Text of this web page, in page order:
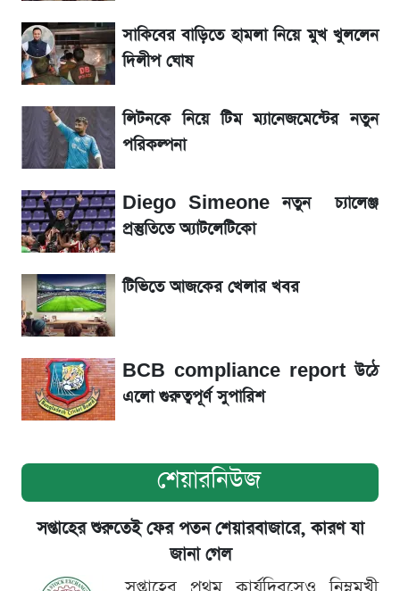
তাপমাত্রা নিয়ে নতুন পূর্বাভাস দিল আবহাওয়া অফিস
আগে দেখে নিন, আজকের সোনার নতুন দাম
রবির বড় সাফল্য! আয় কম বাড়লেও রেকর্ড মুনাফা ও
গ্রাহক বৃদ্ধি
টিভিতে আজকের খেলা (৭ আগস্ট)
সৌদিতে বাংলাদেশিদের আকামা নবায়নে বদলে গেল
নিয়ম
সাকিবের বাড়িতে হামলা নিয়ে মুখ খুললেন
দিলীপ ঘোষ
লিটনকে নিয়ে টিম ম্যানেজমেন্টের নতুন
পরিকল্পনা
Diego Simeone নতুন চ্যালেঞ্জ
প্রস্তুতিতে অ্যাটলেটিকো
টিভিতে আজকের খেলার খবর
BCB compliance report উঠে
এলো গুরুত্বপূর্ণ সুপারিশ
শেয়ারনিউজ
সপ্তাহের শুরুতেই ফের পতন শেয়ারবাজারে, কারণ যা
জানা গেল